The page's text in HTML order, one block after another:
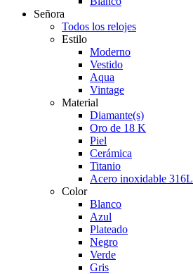
Señora
Todos los relojes
Estilo
Moderno
Vestido
Aqua
Vintage
Material
Diamante(s)
Oro de 18 K
Piel
Cerámica
Titanio
Acero inoxidable 316L
Color
Blanco
Azul
Plateado
Negro
Verde
Gris